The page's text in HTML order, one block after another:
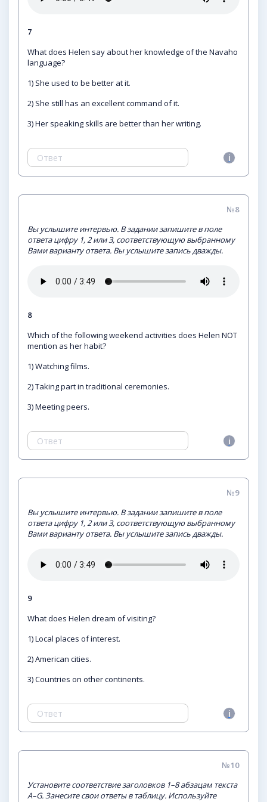
7
What does Helen say about her knowledge of the Navaho
language?
1) She used to be better at it.
2) She still has an excellent command of it.
3) Her speaking skills are better than her writing.
№8
Вы услышите интервью. В задании запишите в поле
ответа цифру 1, 2 или 3, соответствующую выбранному
Вами варианту ответа. Вы услышите запись дважды.
8
Which of the following weekend activities does Helen NOT
mention as her habit?
1) Watching films.
2) Taking part in traditional ceremonies.
3) Meeting peers.
№9
Вы услышите интервью. В задании запишите в поле
ответа цифру 1, 2 или 3, соответствующую выбранному
Вами варианту ответа. Вы услышите запись дважды.
9
What does Helen dream of visiting?
1) Local places of interest.
2) American cities.
3) Countries on other continents.
№10
Установите соответствие заголовков 1–8 абзацам текста
А–G. Занесите свои ответы в таблицу. Используйте